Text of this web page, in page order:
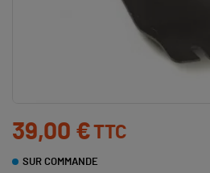
39,00 €TTC
SUR COMMANDE